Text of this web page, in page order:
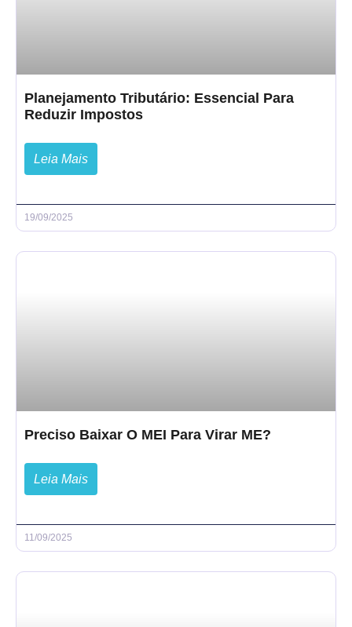
Planejamento Tributário: Essencial Para
Reduzir Impostos
Leia Mais
19/09/2025
Preciso Baixar O MEI Para Virar ME?
Leia Mais
11/09/2025